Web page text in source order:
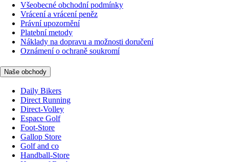
Všeobecné obchodní podmínky
Vrácení a vrácení peněz
Právní upozornění
Platební metody
Náklady na dopravu a možnosti doručení
Oznámení o ochraně soukromí
Naše obchody
Daily Bikers
Direct Running
Direct-Volley
Espace Golf
Foot-Store
Gallop Store
Golf and co
Handball-Store